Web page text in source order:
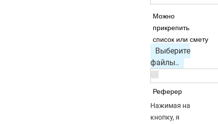
Можно
прикрепить
список или смету
Выберите
файлы..
Реферер
Нажимая на
кнопку, я